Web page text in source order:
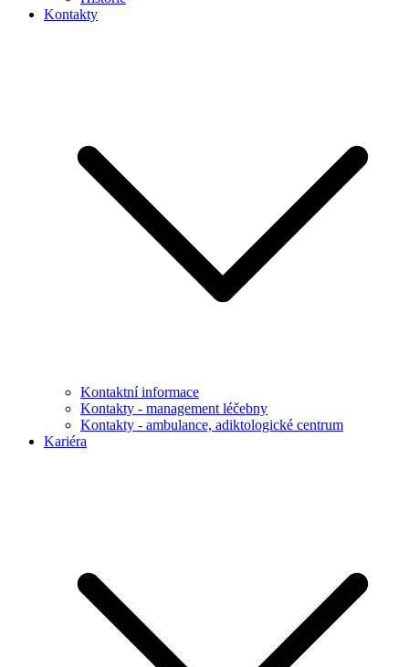
Kontakty
Kontaktní informace
Kontakty - management léčebny
Kontakty - ambulance, adiktologické centrum
Kariéra